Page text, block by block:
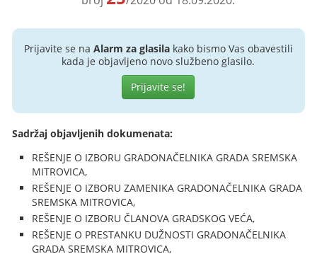
Prijavite se na Alarm za glasilakako bismo Vas obavestili
kada je objavljeno novo službeno glasilo.
Prijavite se!
Sadržaj objavljenih dokumenata:
REŠENJE O IZBORU GRADONAČELNIKA GRADA SREMSKA
MITROVICA,
REŠENJE O IZBORU ZAMENIKA GRADONAČELNIKA GRADA
SREMSKA MITROVICA,
REŠENJE O IZBORU ČLANOVA GRADSKOG VEĆA,
REŠENJE O PRESTANKU DUŽNOSTI GRADONAČELNIKA
GRADA SREMSKA MITROVICA,